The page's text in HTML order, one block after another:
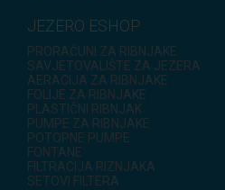
JEZERO ESHOP
PRORAČUNI ZA RIBNJAKE
SAVJETOVALIŠTE ZA JEZERA
AERACIJA ZA RIBNJAKE
FOLIJE ZA RIBNJAKE
PLASTIČNI RIBNJAK
PUMPE ZA RIBNJAKE
POTOPNE PUMPE
FONTANE
FILTRACIJA RIZNJAKA
SETOVI FILTERA